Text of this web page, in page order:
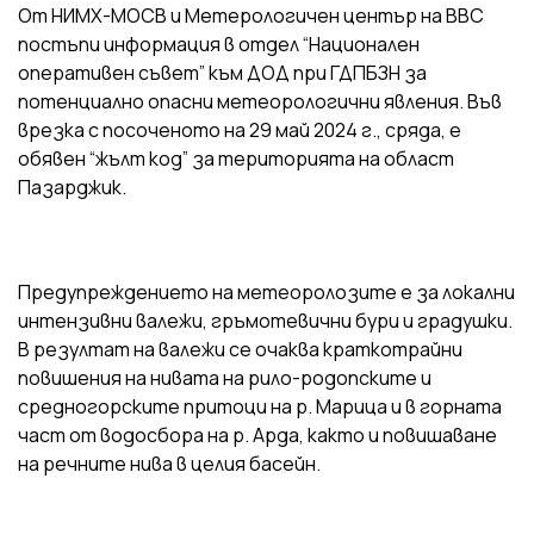
От НИМХ-МОСВ и Метерологичен център на ВВС
постъпи информация в отдел “Национален
оперативен съвет” към ДОД при ГДПБЗН за
потенциално опасни метеорологични явления. Във
врезка с посоченото на 29 май 2024 г., сряда, е
обявен “жълт код” за територията на област
Пазарджик.
Предупреждението на метеоролозите е за локални
интензивни валежи, гръмотевични бури и градушки.
В резултат на валежи се очаква краткотрайни
повишения на нивата на рило-родопските и
средногорските притоци на р. Марица и в горната
част от водосбора на р. Арда, както и повишаване
на речните нива в целия басейн.